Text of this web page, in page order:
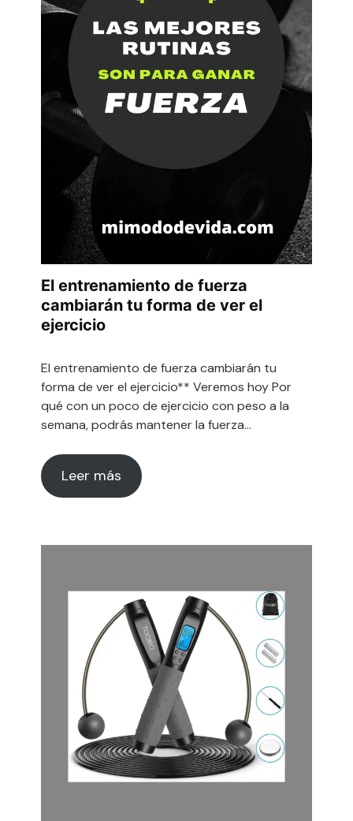
El entrenamiento de fuerza
cambiarán tu forma de ver el
ejercicio
El entrenamiento de fuerza cambiarán tu
forma de ver el ejercicio** Veremos hoy Por
qué con un poco de ejercicio con peso a la
semana, podrás mantener la fuerza…
Leer más